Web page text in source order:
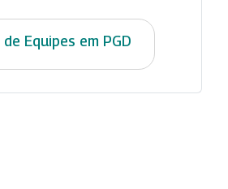
Equipes em PGD